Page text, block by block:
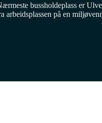
bussholdeplass er
arbeidsplassen på en